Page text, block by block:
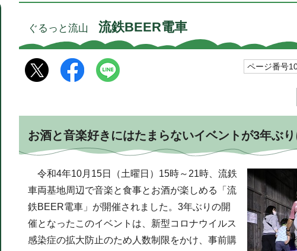
ぐるっと流山 流鉄BEER電車
ページ番号
お酒と音楽好きにはたまらないイベントが3年ぶ
令和4年10月15日（土曜日）15時～21時、流鉄
車両基地周辺で音楽と食事とお酒が楽しめる「流
鉄BEER電車」が開催されました。3年ぶりの開
催となったこのイベントは、新型コロナウイルス
感染症の拡大防止のため人数制限をかけ、事前購